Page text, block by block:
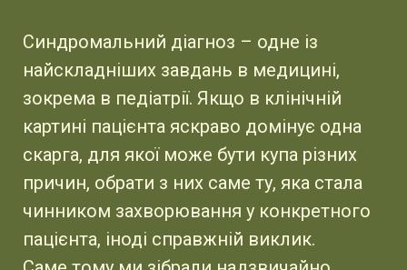
Синдромальний діагноз – одне із
найскладніших завдань в медицині,
зокрема в педіатрії. Якщо в клінічній
картині пацієнта яскраво домінує одна
скарга, для якої може бути купа різних
причин, обрати з них саме ту, яка стала
чинником захворювання у конкретного
пацієнта, іноді справжній виклик.